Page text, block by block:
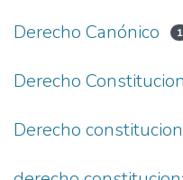
Derecho Canónico 1
Derecho
Derecho